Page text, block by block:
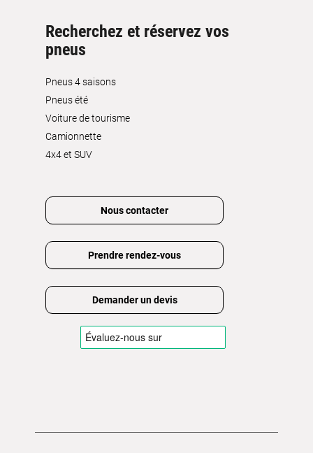
Recherchez et réservez vos
pneus
Pneus 4 saisons
Pneus été
Voiture de tourisme
Camionnette
4x4 et SUV
Nous contacter
Prendre rendez-vous
Demander un devis